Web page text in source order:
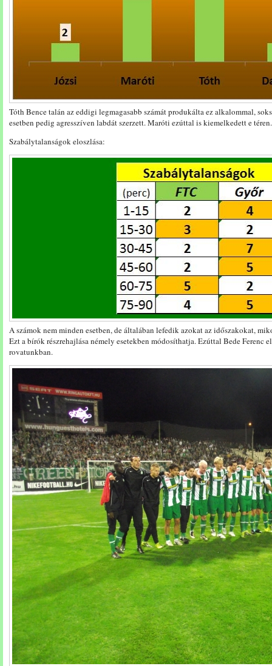
Tóth Bence talán az eddigi legmagasabb számát produkálta ez alkalommal,
esetben pedig agresszíven labdát szerzett. Maróti ezúttal is kiemelkedett e téren.
Szabálytalanságok eloszlása:
A számok nem minden esetben, de általában lefedik azokat az időszakokat,
Ezt a bírók részrehajlása némely esetekben módosíthatja. Ezúttal Bede Ferenc
rovatunkban.